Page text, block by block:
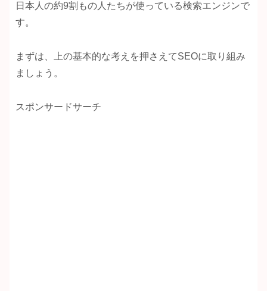
日本人の約9割もの人たちが使っている検索エンジンで
す。
まずは、上の基本的な考えを押さえてSEOに取り組み
ましょう。
スポンサードサーチ